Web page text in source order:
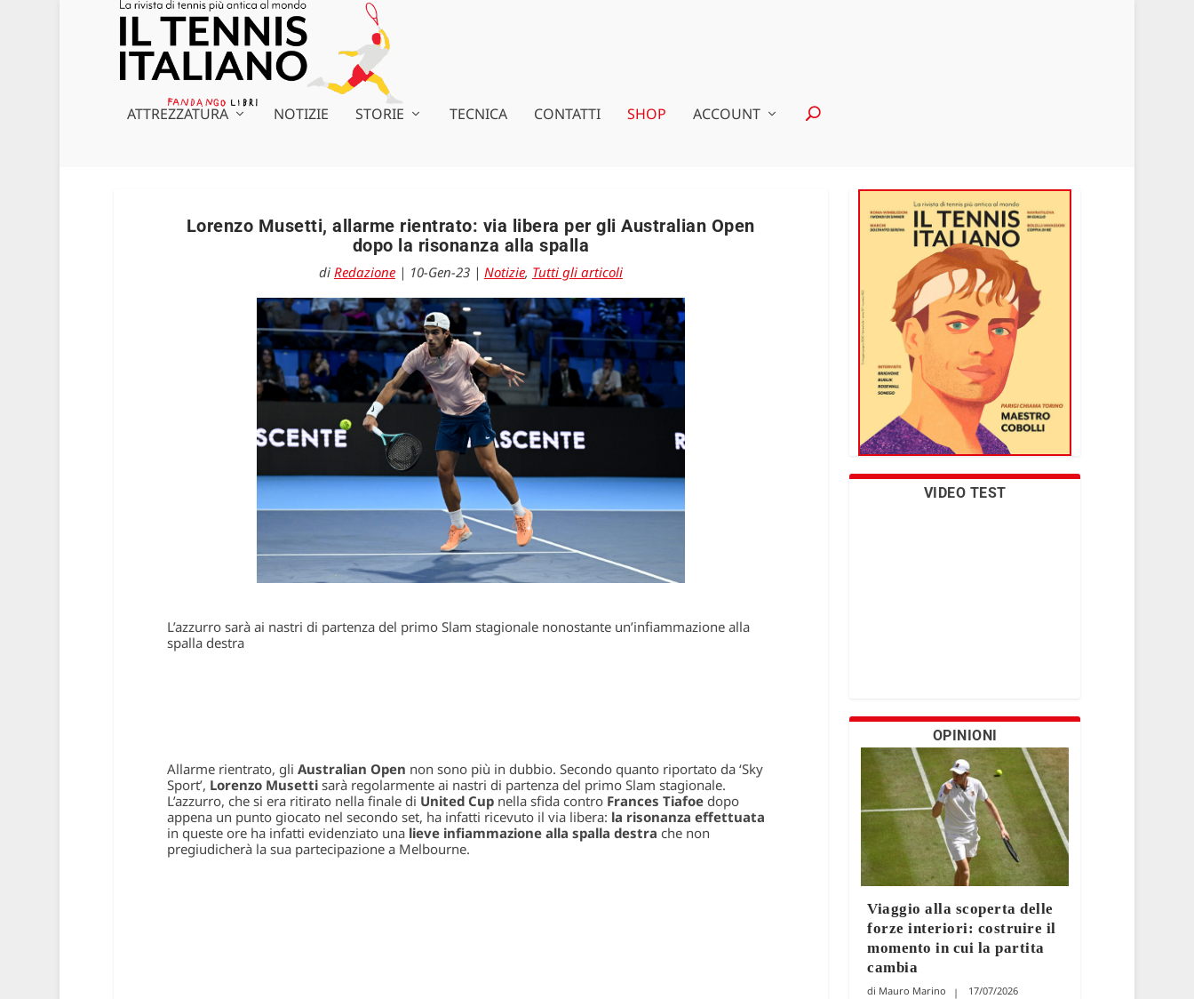
ATTREZZATURA NOTIZIE STORIE TECNICA CONTATTI SHOP ACCOUNT
Lorenzo Musetti, allarme rientrato: via libera per gli Australian Open
dopo la risonanza alla spalla
di Redazione| 10-Gen-23| Notizie, Tutti gli articoli
L’azzurro sarà ai nastri di partenza del primo Slam stagionale nonostante un’infiammazione alla
spalla destra
Allarme rientrato, gli Australian Open non sono più in dubbio. Secondo quanto riportato da ‘Sky
Sport’, Lorenzo Musettisarà regolarmente ai nastri di partenza del primo Slam stagionale.
L’azzurro, che si era ritirato nella finale di United Cup nella sfida controFrances Tiafoedopo
appena un punto giocato nel secondo set, ha infatti ricevuto il via libera: la risonanza effettuata
in queste ore ha infatti evidenziato unalieve infiammazione alla spalla destra che non
pregiudicherà la sua partecipazione a Melbourne.
VIDEO TEST
OPINIONI
Viaggio alla scoperta delle
forze interiori: costruire il
momento in cui la partita
cambia
Mauro Marino 17/07/2026